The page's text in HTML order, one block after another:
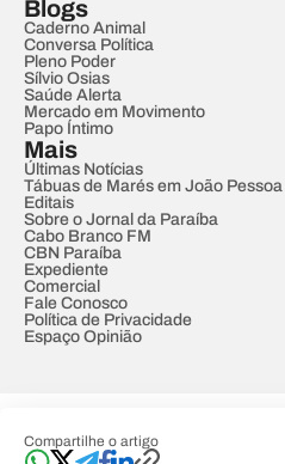
Compartilhe o artigo
Blogs
Caderno Animal
Conversa Política
Pleno Poder
Sílvio Osias
Saúde Alerta
Mercado em Movimento
Papo Íntimo
Mais
Últimas Notícias
Tábuas de Marés em João Pessoa
Editais
Sobre o Jornal da Paraíba
Cabo Branco FM
CBN Paraíba
Expediente
Comercial
Fale Conosco
Política de Privacidade
Espaço Opinião